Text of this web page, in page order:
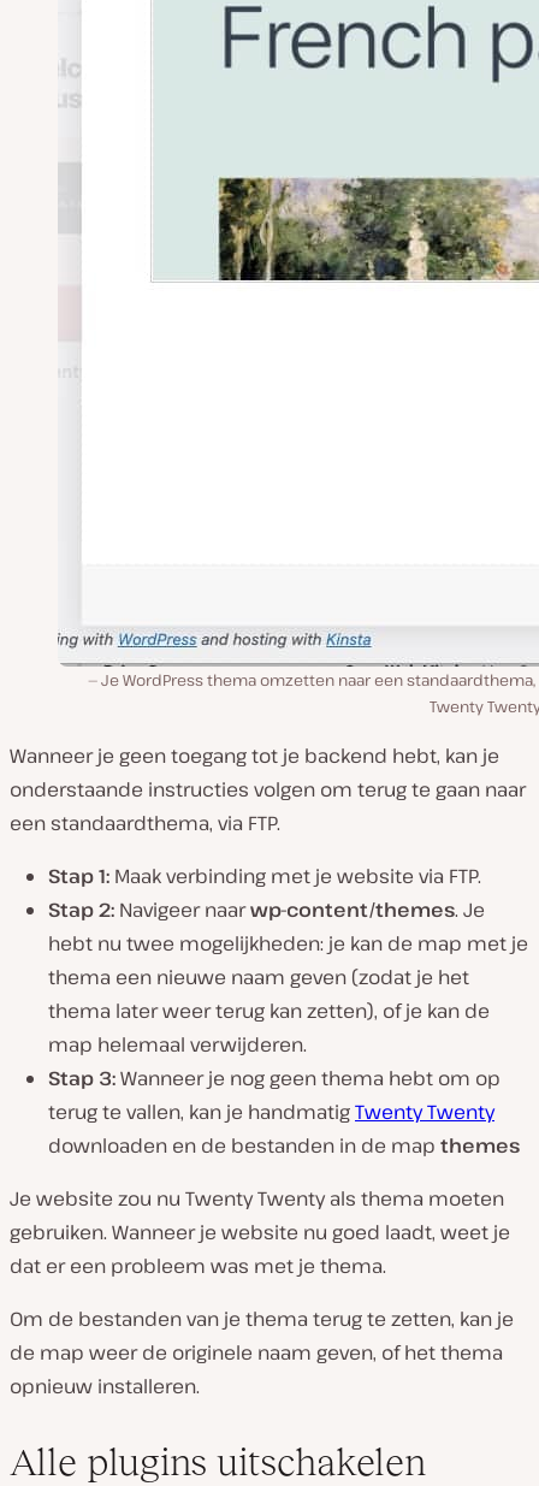
Je WordPress thema omzetten naar een standaardthema,
Twenty
Wanneer je geen toegang tot je backend hebt, kan je
onderstaande instructies volgen om terug te gaan naar
een standaardthema, via FTP.
Stap 1: Maak verbinding met je website via FTP.
Stap 2: Navigeer naarwp-content/themes. Je
hebt nu twee mogelijkheden: je kan de map met je
thema een nieuwe naam geven (zodat je het
thema later weer terug kan zetten), of je kan de
map helemaal verwijderen.
Stap 3:Wanneer je nog geen thema hebt om op
terug te vallen, kan je handmatigTwenty Twenty
downloaden en de bestanden in de map themes
Je website zou nu Twenty Twenty als thema moeten
gebruiken. Wanneer je website nu goed laadt, weet je
dat er een probleem was met je thema.
Om de bestanden van je thema terug te zetten, kan je
de map weer de originele naam geven, of het thema
opnieuw installeren.
Alle plugins uitschakelen